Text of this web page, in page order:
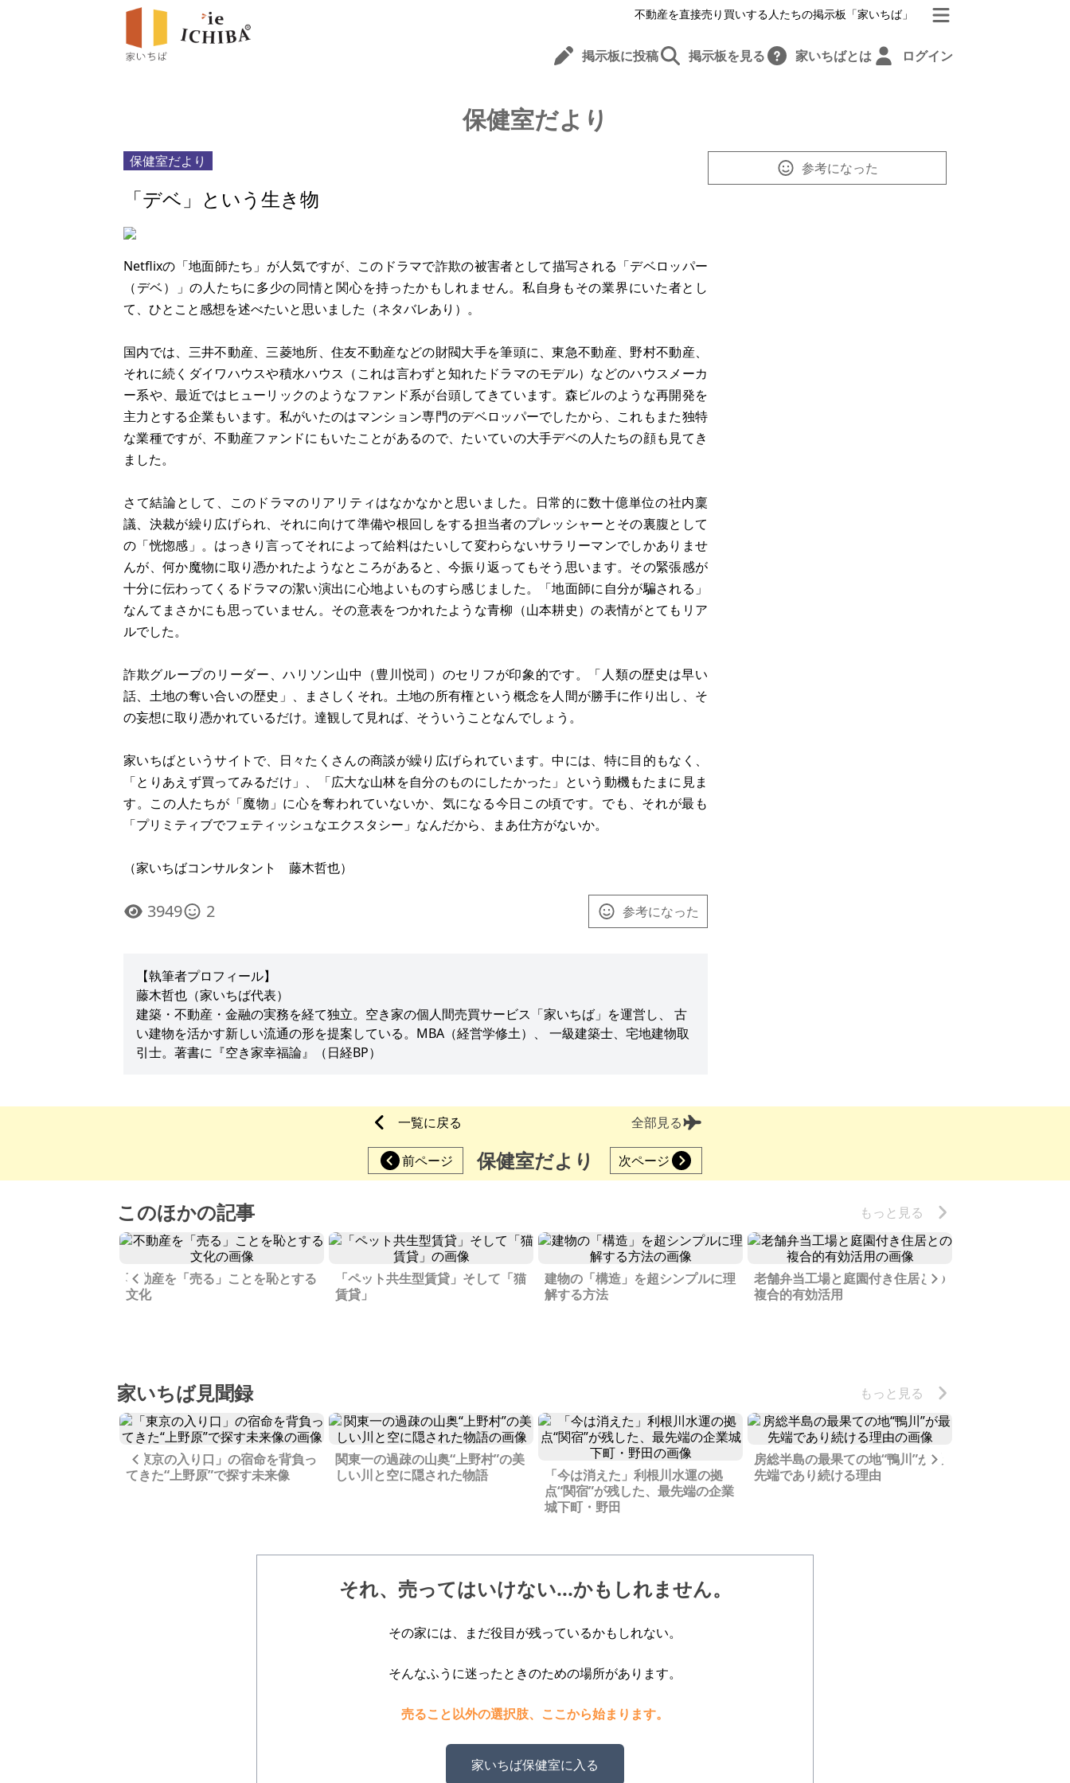
不動産を直接売り買いする人たちの掲示板「家いちば」
掲示板に投稿 掲示板を見る 家いちばとは ログイン
保健室だより
保健室だより
「デベ」という生き物
Netflixの「地面師たち」が人気ですが、このドラマで詐欺の被害者として描写される「デベロッパー
（デベ）」の人たちに多少の同情と関心を持ったかもしれません。私自身もその業界にいた者とし
て、ひとこと感想を述べたいと思いました（ネタバレあり）。
国内では、三井不動産、三菱地所、住友不動産などの財閥大手を筆頭に、東急不動産、野村不動産、
それに続くダイワハウスや積水ハウス（これは言わずと知れたドラマのモデル）などのハウスメーカ
ー系や、最近ではヒューリックのようなファンド系が台頭してきています。森ビルのような再開発を
主力とする企業もいます。私がいたのはマンション専門のデベロッパーでしたから、これもまた独特
な業種ですが、不動産ファンドにもいたことがあるので、たいていの大手デベの人たちの顔も見てき
ました。
さて結論として、このドラマのリアリティはなかなかと思いました。日常的に数十億単位の社内稟
議、決裁が繰り広げられ、それに向けて準備や根回しをする担当者のプレッシャーとその裏腹として
の「恍惚感」。はっきり言ってそれによって給料はたいして変わらないサラリーマンでしかありませ
んが、何か魔物に取り憑かれたようなところがあると、今振り返ってもそう思います。その緊張感が
十分に伝わってくるドラマの潔い演出に心地よいものすら感じました。「地面師に自分が騙される」
なんてまさかにも思っていません。その意表をつかれたような青柳（山本耕史）の表情がとてもリア
ルでした。
詐欺グループのリーダー、ハリソン山中（豊川悦司）のセリフが印象的です。「人類の歴史は早い
話、土地の奪い合いの歴史」、まさしくそれ。土地の所有権という概念を人間が勝手に作り出し、そ
の妄想に取り憑かれているだけ。達観して見れば、そういうことなんでしょう。
家いちばというサイトで、日々たくさんの商談が繰り広げられています。中には、特に目的もなく、
「とりあえず買ってみるだけ」、「広大な山林を自分のものにしたかった」という動機もたまに見ま
す。この人たちが「魔物」に心を奪われていないか、気になる今日この頃です。でも、それが最も
「プリミティブでフェティッシュなエクスタシー」なんだから、まあ仕方がないか。
（家いちばコンサルタント 藤木哲也）
3949 2 参考になった
【執筆者プロフィール】
藤木哲也（家いちば代表）
建築・不動産・金融の実務を経て独立。空き家の個人間売買サービス「家いちば」を運営し、 古
い建物を活かす新しい流通の形を提案している。MBA（経営学修土）、 一級建築士、宅地建物取
引士。著書に『空き家幸福論』（日経BP）
参考になった
一覧に戻る 全部見る
前ページ 保健室だより 次ページ
このほかの記事 もっと見る
Previous
不動産を「売る」ことを恥とする
文化
「ペット共生型賃貸」そして「猫
賃貸」
建物の「構造」を超シンプルに理
解する方法
老舗弁当工場と庭園付き住居との
複合的有効活用
Next
家いちば見聞録 もっと見る
Previous
「東京の入り口」の宿命を背負っ
てきた“上野原”で探す未来像
関東一の過疎の山奥“上野村”の美
しい川と空に隠された物語
「今は消えた」利根川水運の拠
点“関宿”が残した、最先端の企業
城下町・野田
房総半島の最果ての地“鴨川”が最
先端であり続ける理由
それ、売ってはいけない...かもしれません。
その家には、 まだ役目が残っているかもしれない。
そんなふうに迷ったときのための場所があります。
売ること以外の選択肢、ここから始まります。
家いちば保健室に入る